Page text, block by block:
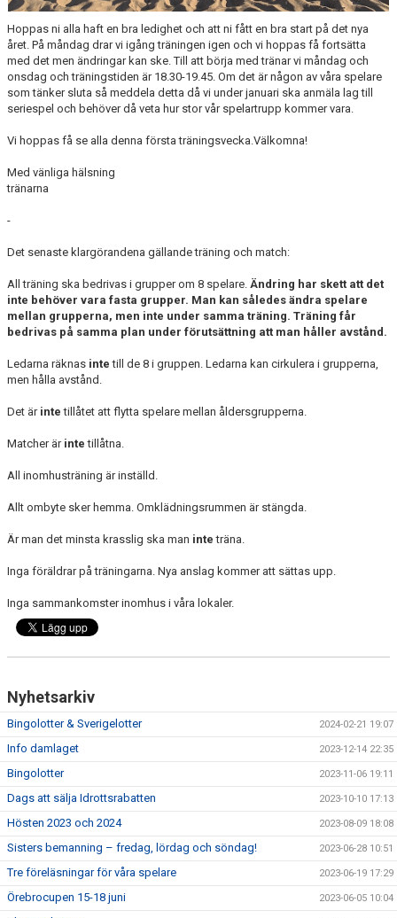
Hoppas ni alla haft en bra ledighet och att ni fått en bra start på det nya
året. På måndag drar vi igång träningen igen och vi hoppas få fortsätta
med det men ändringar kan ske. Till att börja med tränar vi måndag och
onsdag och träningstiden är 18.30-19.45. Om det är någon av våra spelare
som tänker sluta så meddela detta då vi under januari ska anmäla lag till
seriespel och behöver då veta hur stor vår spelartrupp kommer vara.
Vi hoppas få se alla denna första träningsvecka.Välkomna!
Med vänliga hälsning
tränarna
-
Det senaste klargörandena gällande träning och match:
All träning ska bedrivas i grupper om 8 spelare. Ändring har skett att det
inte behöver vara fasta grupper. Man kan således ändra spelare
mellan grupperna, men inte under samma träning. Träning får
bedrivas på samma plan under förutsättning att man håller avstånd.
Ledarna räknas inte till de 8 i gruppen. Ledarna kan cirkulera i grupperna,
men hålla avstånd.
Det är inte tillåtet att flytta spelare mellan åldersgrupperna.
Matcher är inte tillåtna.
All inomhusträning är inställd.
Allt ombyte sker hemma. Omklädningsrummen är stängda.
Är man det minsta krasslig ska man inte träna.
Inga föräldrar på träningarna. Nya anslag kommer att sättas upp.
Inga sammankomster inomhus i våra lokaler.
Nyhetsarkiv
Bingolotter & Sverigelotter 2024-02-21 19:07
Info damlaget 2023-12-14 22:35
Bingolotter 2023-11-06 19:11
Dags att sälja Idrottsrabatten 2023-10-10 17:13
Hösten 2023 och 2024 2023-08-09 18:08
Sisters bemanning – fredag, lördag och söndag! 2023-06-28 10:51
Tre föreläsningar för våra spelare 2023-06-19 17:29
Örebrocupen 15-18 juni 2023-06-05 10:04